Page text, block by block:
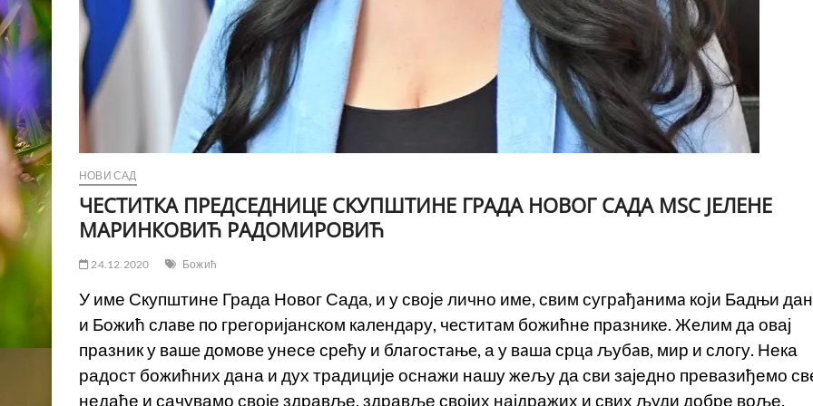
НОВИ САД
ЧЕСТИТКА ПРЕДСЕДНИЦЕ СКУПШТИНЕ ГРАДА НОВОГ САДА MSC ЈЕЛЕНЕ
МАРИНКОВИЋ РАДОМИРОВИЋ
24.12.2020 Божић
У име Скупштине Града Новог Сада, и у своје лично име, свим сугрaђaнимa кojи Бадњи дан
и Бoжић слaвe пo грегоријанском кaлeндaру, чeститaм божићне празнике. Жeлим дa овај
празник у вaшe дoмoвe унесе срeћу и блaгoстaњe, а у вaшa срцa љубaв, мир и слогу. Нека
радост божићних дана и дух традиције оснажи нашу жељу да сви заједно превазиђемо
недаће и сачувамо своје здравље, здравље својих најдражих и свих људи добре воље.